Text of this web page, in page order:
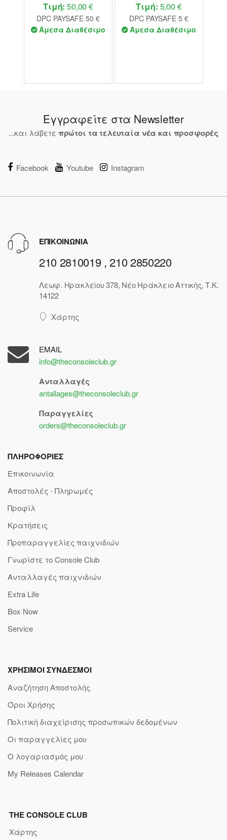
Τιμή:50,00 €
DPC PAYSAFE 50 €
Άμεσα Διαθέσιμο
Τιμή: 5,00 €
DPC PAYSAFE 5 €
Άμεσα Διαθέσιμο
Εγγραφείτε στα Newsletter
...και λάβετε πρώτοι τα τελευταία νέα και προσφορές
Facebook Youtube Instagram
ΕΠΙΚΟΙΝΩΝΙΑ
210 2810019 , 210 2850220
Λεωφ. Ηρακλείου 378, Νέο Ηράκλειο Αττικής, Τ.Κ.
14122
Χάρτης
EMAIL
info@theconsoleclub.gr
Ανταλλαγές
antallages@theconsoleclub.gr
Παραγγελίες
orders@theconsoleclub.gr
ΠΛΗΡΟΦΟΡΙΕΣ
Επικοινωνία
Αποστολές - Πληρωμές
Προφίλ
Κρατήσεις
Προπαραγγελίες παιχνιδιών
Γνωρίστε το Console Club
Ανταλλαγές παιχνιδιών
Extra Life
Box Now
Service
ΧΡΗΣΙΜΟΙ ΣΥΝΔΕΣΜΟΙ
Αναζήτηση Αποστολής
Όροι Χρήσης
Πολιτική διαχείρισης προσωπικών δεδομένων
Οι παραγγελίες μου
Ο λογαριασμός μου
My Releases Calendar
THE CONSOLE CLUB
Χάρτης